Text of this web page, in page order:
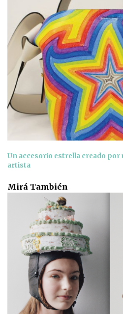
Un accesorio estrella creado por
artista
Mirá También